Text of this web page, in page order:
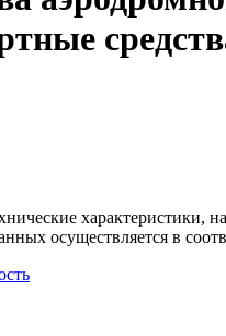
осуществляется в